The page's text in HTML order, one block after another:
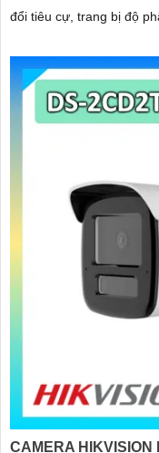
đổi tiêu cự, trang bị độ
CAMERA HIKVISION